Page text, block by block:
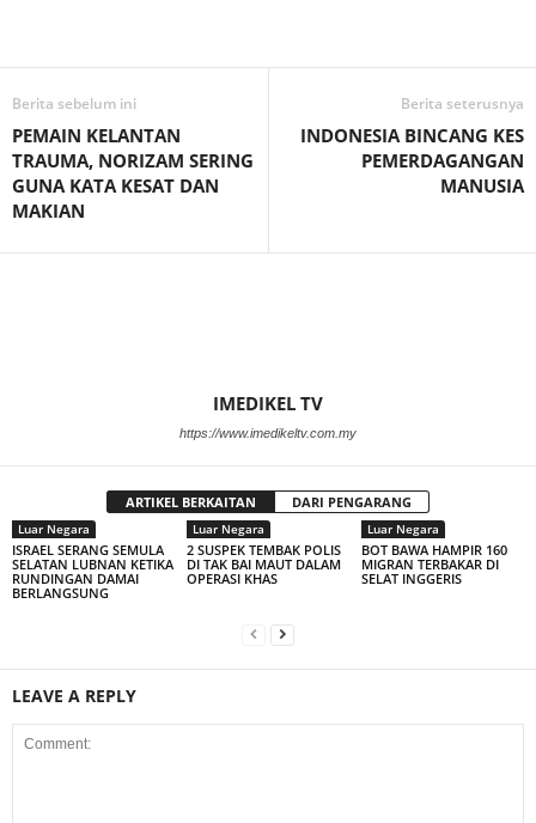
Berita sebelum ini
PEMAIN KELANTAN
TRAUMA, NORIZAM SERING
GUNA KATA KESAT DAN
MAKIAN
Berita seterusnya
INDONESIA BINCANG KES
PEMERDAGANGAN
MANUSIA
IMEDIKEL TV
https://www.imedikeltv.com.my
ARTIKEL BERKAITAN DARI PENGARANG
Luar Negara
ISRAEL SERANG SEMULA
SELATAN LUBNAN KETIKA
RUNDINGAN DAMAI
BERLANGSUNG
Luar Negara
2 SUSPEK TEMBAK POLIS
DI TAK BAI MAUT DALAM
OPERASI KHAS
Luar Negara
BOT BAWA HAMPIR 160
MIGRAN TERBAKAR DI
SELAT INGGERIS
LEAVE A REPLY